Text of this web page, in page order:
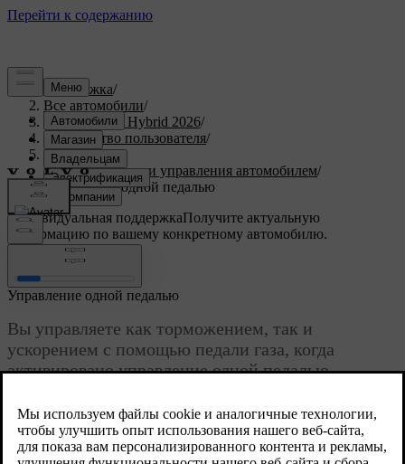
Поддержка/
Все автомобили/
XC90 Plug-in Hybrid 2026/
Руководство пользователя/
Вождение/
Характеристики управления автомобилем/
Управление одной педалью
Индивидуальная поддержкаПолучите актуальную
информацию по вашему конкретному автомобилю.
Управление одной педалью
Вы управляете как торможением, так и
ускорением с помощью педали газа, когда
активировано управление одной педалью.
При движении на передаче B доступно управление одной
педалью, что также позволяет переключать передачи вручную.